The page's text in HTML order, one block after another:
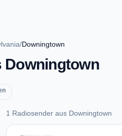
/Downingtown
Downingtown
1 Radiosender aus Downingtown
1 Radiosender aus Downingtown